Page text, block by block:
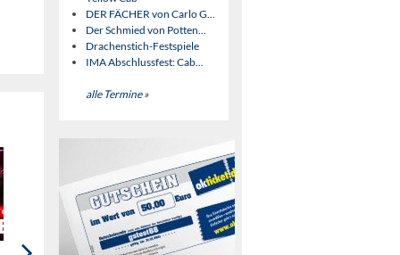
DER FÄCHER von Carlo G...
Der Schmied von Potten...
Drachenstich-Festspiele
IMA Abschlussfest: Cab...
alle Termine »